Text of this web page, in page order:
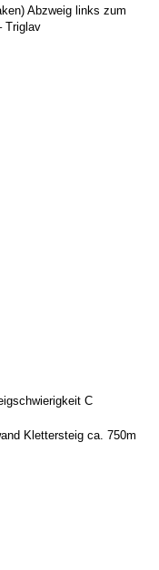
Abzweig links zum
Triglav
C
Klettersteig ca. 750m